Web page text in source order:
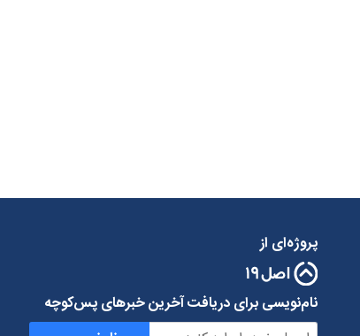
پروژه‌ای از
نام‌نویسی برای دریافت آخرین خبرهای پس‌کوچه